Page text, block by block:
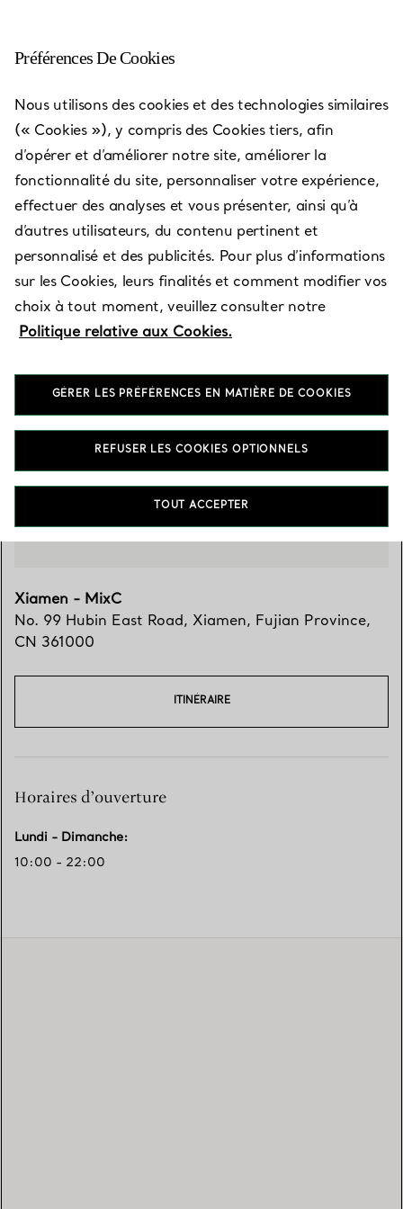
Xiamen - MixC
Ouvert aujourd’hui jusqu’à 22:00
Services disponibles
No. 99 Hubin East Road, Xiamen, Fujian Province,CN
361000
0592 585 8520
Trouver votre boutique
Xiamen - MixC
No. 99 Hubin East Road, Xiamen, Fujian Province,
CN 361000
ITINÉRAIRE
Horaires d’ouverture
Lundi - Dimanche:
10:00 - 22:00
Préférences De Cookies
Nous utilisons des cookies et des technologies similaires
(« Cookies »), y compris des Cookies tiers, afin
d’opérer et d’améliorer notre site, améliorer la
fonctionnalité du site, personnaliser votre expérience,
effectuer des analyses et vous présenter, ainsi qu’à
d’autres utilisateurs, du contenu pertinent et
personnalisé et des publicités. Pour plus d’informations
sur les Cookies, leurs finalités et comment modifier vos
choix à tout moment, veuillez consulter notre
Politique relative aux Cookies.
GÉRER LES PRÉFÉRENCES EN MATIÈRE DE COOKIES
REFUSER LES COOKIES OPTIONNELS
TOUT ACCEPTER